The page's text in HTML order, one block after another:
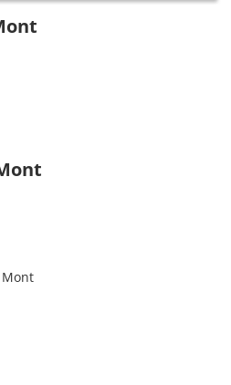
Mont